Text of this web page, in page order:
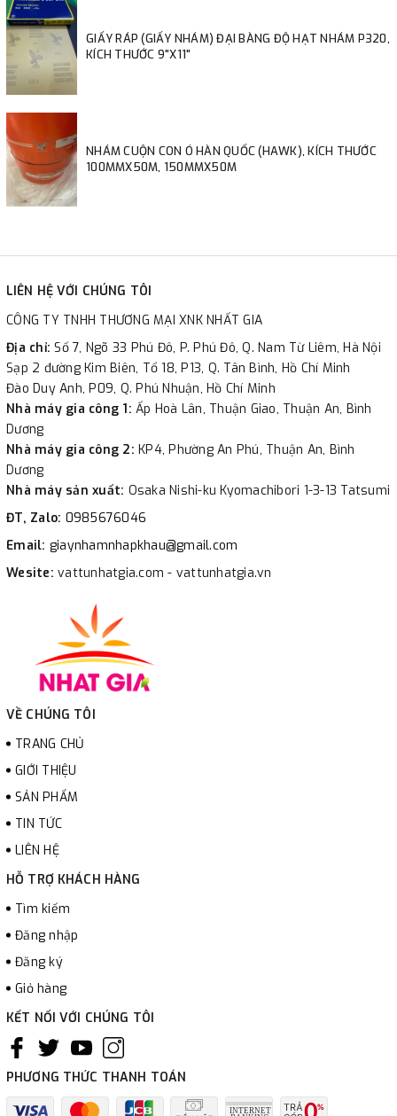
GIẤY RÁP (GIẤY NHÁM) ĐẠI BÀNG ĐỘ HẠT NHÁM P320,
KÍCH THƯỚC 9"X11"
NHÁM CUỘN CON Ó HÀN QUỐC (HAWK), KÍCH THƯỚC
100MMX50M, 150MMX50M
LIÊN HỆ VỚI CHÚNG TÔI
CÔNG TY TNHH THƯƠNG MẠI XNK NHẤT GIA
Địa chỉ:Số 7, Ngõ 33 Phú Đô, P. Phú Đô, Q. Nam Từ Liêm, Hà Nội
Sạp 2 đường Kim Biên, Tổ 18, P13, Q. Tân Bình, Hồ Chí Minh
Đào Duy Anh, P09, Q. Phú Nhuận, Hồ Chí Minh
Nhà máy gia công 1: Ấp Hoà Lân, Thuận Giao, Thuận An, Bình
Dương
Nhà máy gia công 2: KP4, Phường An Phú, Thuận An, Bình
Dương
Nhà máy sản xuất: Osaka Nishi-ku Kyomachibori 1-3-13 Tatsumi
ĐT, Zalo: 0985676046
Email: giaynhamnhapkhau@gmail.com
Wesite: vattunhatgia.com - vattunhatgia.vn
VỀ CHÚNG TÔI
TRANG CHỦ
GIỚI THIỆU
SẢN PHẨM
TIN TỨC
LIÊN HỆ
HỖ TRỢ KHÁCH HÀNG
Tìm kiếm
Đăng nhập
Đăng ký
Giỏ hàng
KẾT NỐI VỚI CHÚNG TÔI
PHƯƠNG THỨC THANH TOÁN